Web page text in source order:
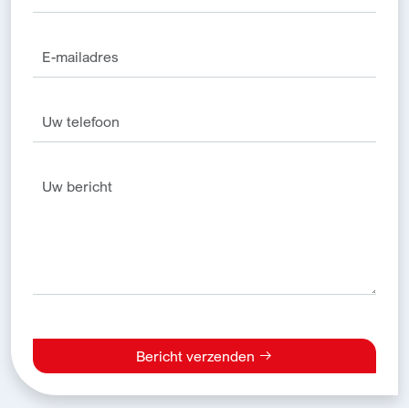
Bericht verzenden
Alternative: